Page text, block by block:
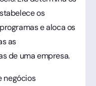
os
e aloca os
as
de uma empresa.
negócios